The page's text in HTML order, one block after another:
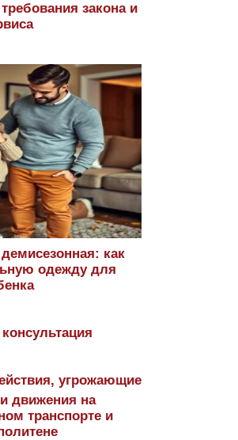
закона и
как
одежду для
угрожающие
движения на
транспорте и